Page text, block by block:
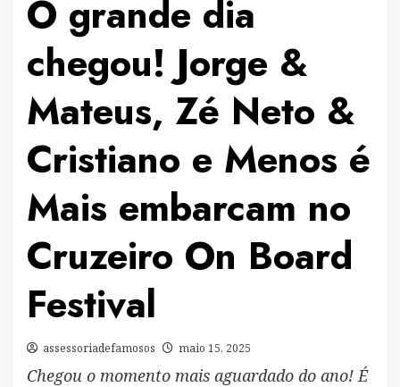
O grande dia
chegou! Jorge &
Mateus, Zé Neto &
Cristiano e Menos é
Mais embarcam no
Cruzeiro On Board
Festival
assessoriadefamosos maio 15, 2025
Chegou o momento mais aguardado do ano! É